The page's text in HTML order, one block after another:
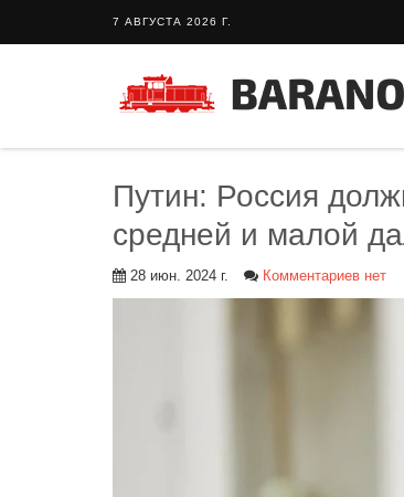
7 АВГУСТА 2026 Г.
Путин: Россия
средней и малой
28 июн. 2024 г. Комментариев нет